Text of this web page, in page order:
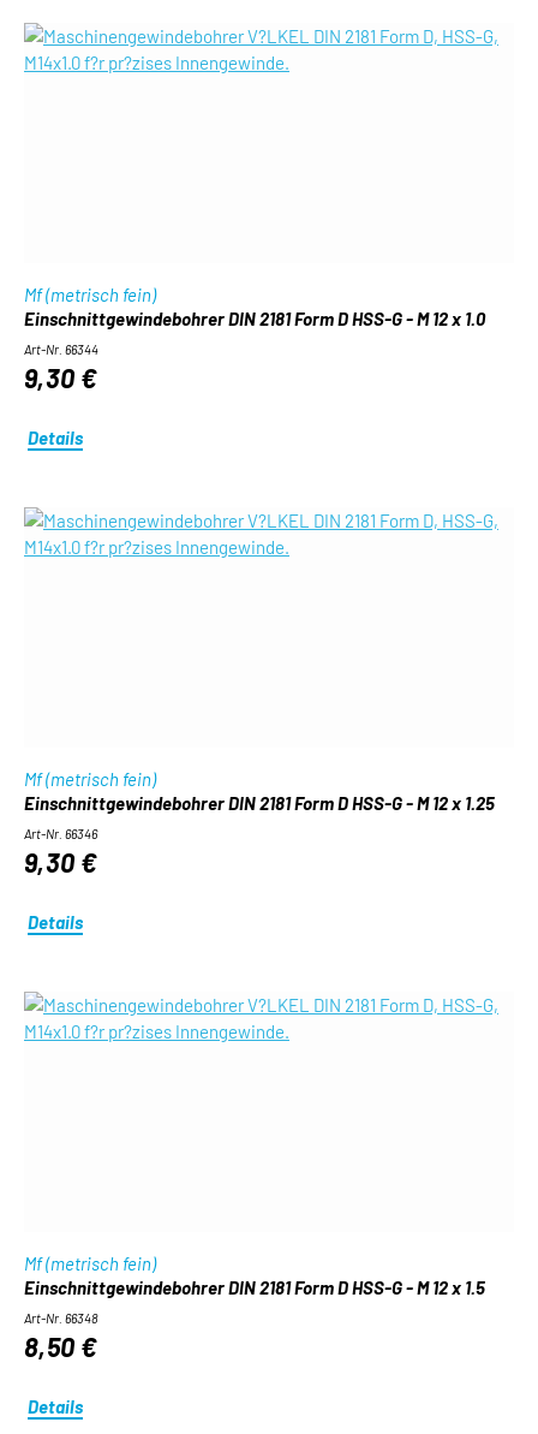
Mf (metrisch fein)
Einschnittgewindebohrer DIN 2181 Form D HSS-G - M 12 x 1.0
Art-Nr. 66344
9,30 €
Details
Mf (metrisch fein)
Einschnittgewindebohrer DIN 2181 Form D HSS-G - M 12 x 1.25
Art-Nr. 66346
9,30 €
Details
Mf (metrisch fein)
Einschnittgewindebohrer DIN 2181 Form D HSS-G - M 12 x 1.5
Art-Nr. 66348
8,50 €
Details